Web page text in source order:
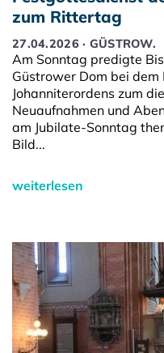
zum Rittertag
27.04.2026 · GÜSTROW.
Am Sonntag predigte
Güstrower Dom bei
Johanniterordens zum
Neuaufnahmen und
am Jubilate-Sonntag
Bild...
weiterlesen